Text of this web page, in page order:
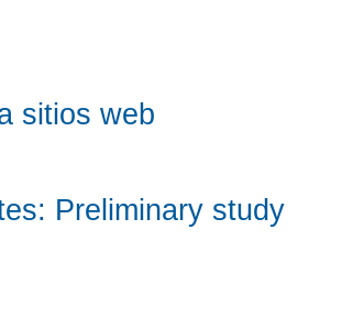
sitios web
Preliminary study